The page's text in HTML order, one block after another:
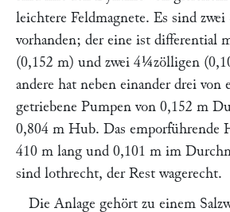
leichtere Feldmagnete. Es sind zwei
vorhanden; der eine ist differential
(0,152 m) und zwei 4¼zölligen
andere hat neben einander drei von
getriebene Pumpen von 0,152 m
0,804 m Hub. Das emporführende
410 m lang und 0,101 m im
sind lothrecht, der Rest wagerecht.
Die Anlage gehört zu einem